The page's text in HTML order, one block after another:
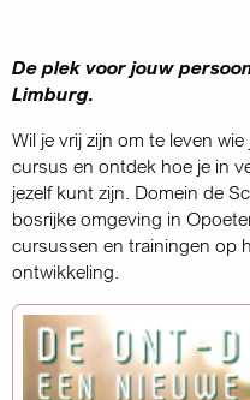
De plek voor jouw
Limburg.
Wil je vrij zijn om te leven
cursus en ontdek hoe je in
jezelf kunt zijn. Domein de
bosrijke omgeving in
cursussen en trainingen op
ontwikkeling.